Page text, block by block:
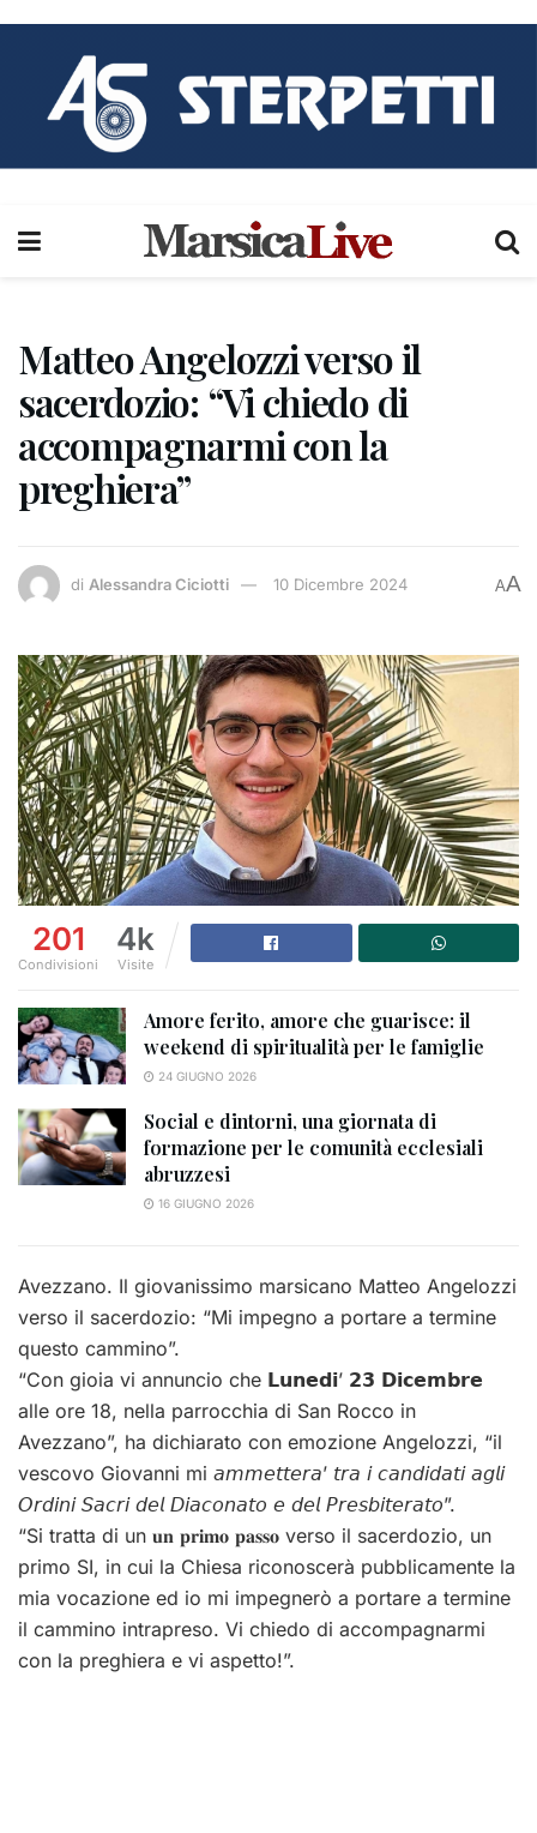
Matteo Angelozzi verso il
sacerdozio: “Vi chiedo di
accompagnarmi con la
preghiera”
di Alessandra Ciciotti 10 Dicembre 2024 AA
201
Condivisioni
4k
Visite
Amore ferito, amore che guarisce: il
weekend di spiritualità per le famiglie
24 GIUGNO 2026
Social e dintorni, una giornata di
formazione per le comunità ecclesiali
abruzzesi
16 GIUGNO 2026
Avezzano. Il giovanissimo marsicano Matteo Angelozzi
verso il sacerdozio: “Mi impegno a portare a termine
questo cammino”.
“Con gioia vi annuncio che 𝗟𝘂𝗻𝗲𝗱𝗶’ 𝟮𝟯 𝗗𝗶𝗰𝗲𝗺𝗯𝗿𝗲
alle ore 18, nella parrocchia di San Rocco in
Avezzano”, ha dichiarato con emozione Angelozzi, “il
vescovo Giovanni mi 𝘢𝘮𝘮𝘦𝘵𝘵𝘦𝘳𝘢’ 𝘵𝘳𝘢 𝘪 𝘤𝘢𝘯𝘥𝘪𝘥𝘢𝘵𝘪 𝘢𝘨𝘭𝘪
𝘖𝘳𝘥𝘪𝘯𝘪 𝘚𝘢𝘤𝘳𝘪 𝘥𝘦𝘭 𝘋𝘪𝘢𝘤𝘰𝘯𝘢𝘵𝘰 𝘦 𝘥𝘦𝘭 𝘗𝘳𝘦𝘴𝘣𝘪𝘵𝘦𝘳𝘢𝘵𝘰”.
“Si tratta di un 𝐮𝐧 𝐩𝐫𝐢𝐦𝐨 𝐩𝐚𝐬𝐬𝐨 verso il sacerdozio, un
primo SI, in cui la Chiesa riconoscerà pubblicamente la
mia vocazione ed io mi impegnerò a portare a termine
il cammino intrapreso. Vi chiedo di accompagnarmi
con la preghiera e vi aspetto!”.